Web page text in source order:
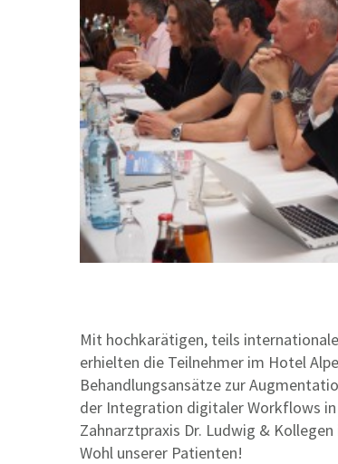
Mit hochkarätigen, teils
erhielten die Teilnehmer im Hotel
Behandlungsansätze zur
der Integration digitaler Workflows
Zahnarztpraxis Dr. Ludwig &
Wohl unserer Patienten!